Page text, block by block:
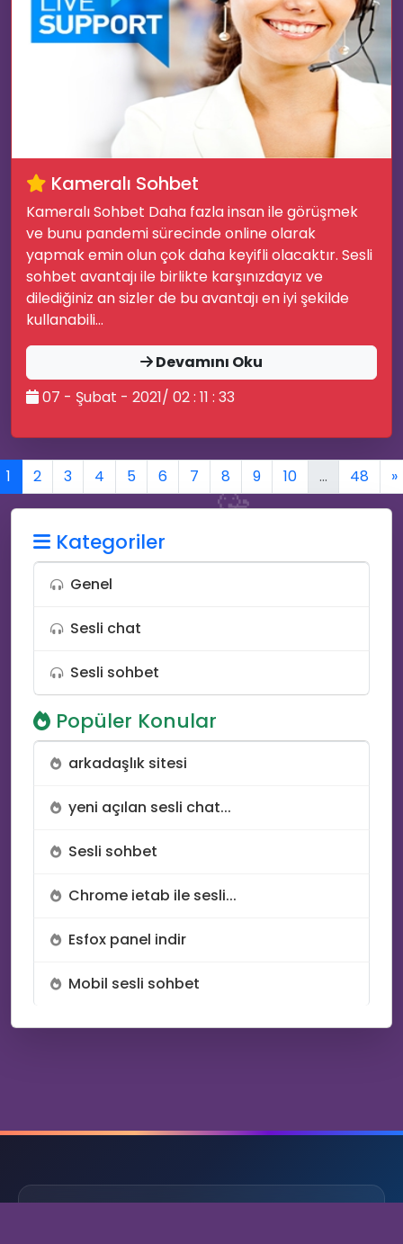
🥳
Kameralı Sohbet
Kameralı Sohbet Daha fazla insan ile görüşmek
ve bunu pandemi sürecinde online olarak
yapmak emin olun çok daha keyifli olacaktır. Sesli
sohbet avantajı ile birlikte karşınızdayız ve
dilediğiniz an sizler de bu avantajı en iyi şekilde
kullanabili...
Devamını Oku
07 - Şubat - 2021/ 02 : 11 : 33
1 2 3 4 5 6 7 8 9 10 ... 48 »
Kategoriler
Genel
Sesli chat
Sesli sohbet
Popüler Konular
arkadaşlık sitesi
yeni açılan sesli chat...
Sesli sohbet
Chrome ietab ile sesli...
Esfox panel indir
Mobil sesli sohbet